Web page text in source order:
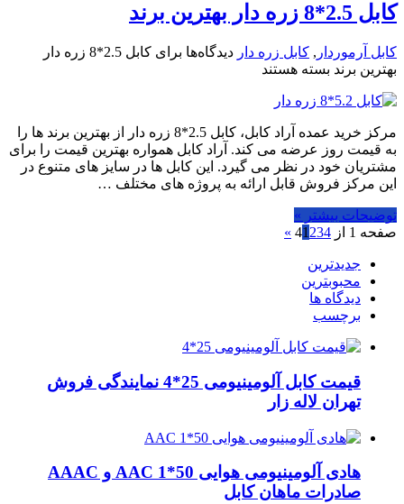
کابل 2.5*8 زره دار بهترین برند
کابل آرموردار , کابل زره دار دیدگاه‌ها
برای کابل 2.5*8 زره دار
بهترین برند بسته هستند
مرکز خرید عمده آراد کابل، کابل 2.5*8 زره دار از بهترین برند ها را
به قیمت روز عرضه می کند. آراد کابل همواره بهترین قیمت را برای
مشتریان خود در نظر می گیرد. این کابل ها در سایز های متنوع در
این مرکز فروش قابل ارائه به پروژه های مختلف …
توضیحات بیشتر »
صفحه 1 از 4
1 234
»
جدیدترین
محبوبترین
دیدگاه ها
برچسب
قیمت کابل آلومینیومی 25*4 نمایندگی فروش
تهران لاله زار
هادی آلومینیومی هوایی 50*1 AAC و AAAC
صادرات ماهان کابل